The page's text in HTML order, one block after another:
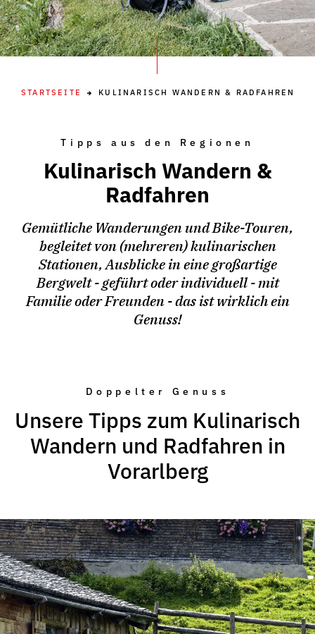
STARTSEITE KULINARISCH WANDERN & RADFAHREN
Tipps aus den Regionen
Kulinarisch Wandern &
Radfahren
Gemütliche Wanderungen und Bike-Touren,
begleitet von (mehreren) kulinarischen
Stationen, Ausblicke in eine großartige
Bergwelt - geführt oder individuell - mit
Familie oder Freunden - das ist wirklich ein
Genuss!
Doppelter Genuss
Unsere Tipps zum Kulinarisch
Wandern und Radfahren in
Vorarlberg